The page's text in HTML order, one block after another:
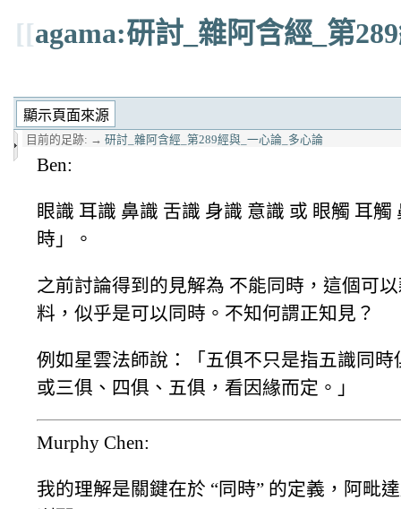
[[agama:研討_雜阿含經_第
目前的足跡: → 研討_雜阿含經_第289經與_一心論_多心論
Ben:
眼識 耳識 鼻識 舌識 身識 意識 或 眼觸 耳
時」。
之前討論得到的見解為 不能同時，這個可
料，似乎是可以同時。不知何謂正知見？
例如星雲法師說：「五俱不只是指五識同
或三俱、四俱、五俱，看因緣而定。」
Murphy Chen:
我的理解是關鍵在於 “同時” 的定義，阿毗